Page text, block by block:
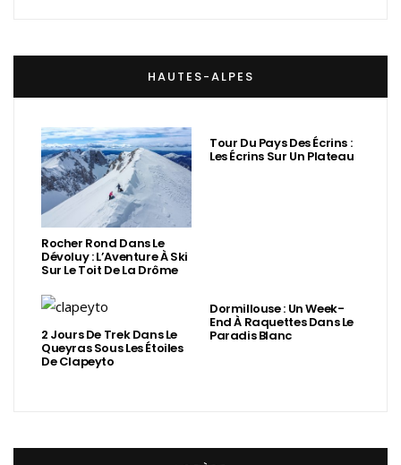
HAUTES-ALPES
Rocher Rond Dans Le
Dévoluy : L’Aventure À Ski
Sur Le Toit De La Drôme
Tour Du Pays Des Écrins :
Les Écrins Sur Un Plateau
2 Jours De Trek Dans Le
Queyras Sous Les Étoiles
De Clapeyto
Dormillouse : Un Week-
End À Raquettes Dans Le
Paradis Blanc